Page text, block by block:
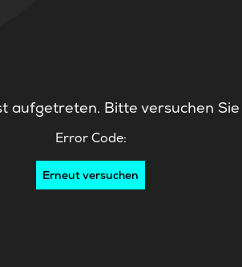
aufgetreten. Bitte versuchen
Error Code:
Erneut versuchen